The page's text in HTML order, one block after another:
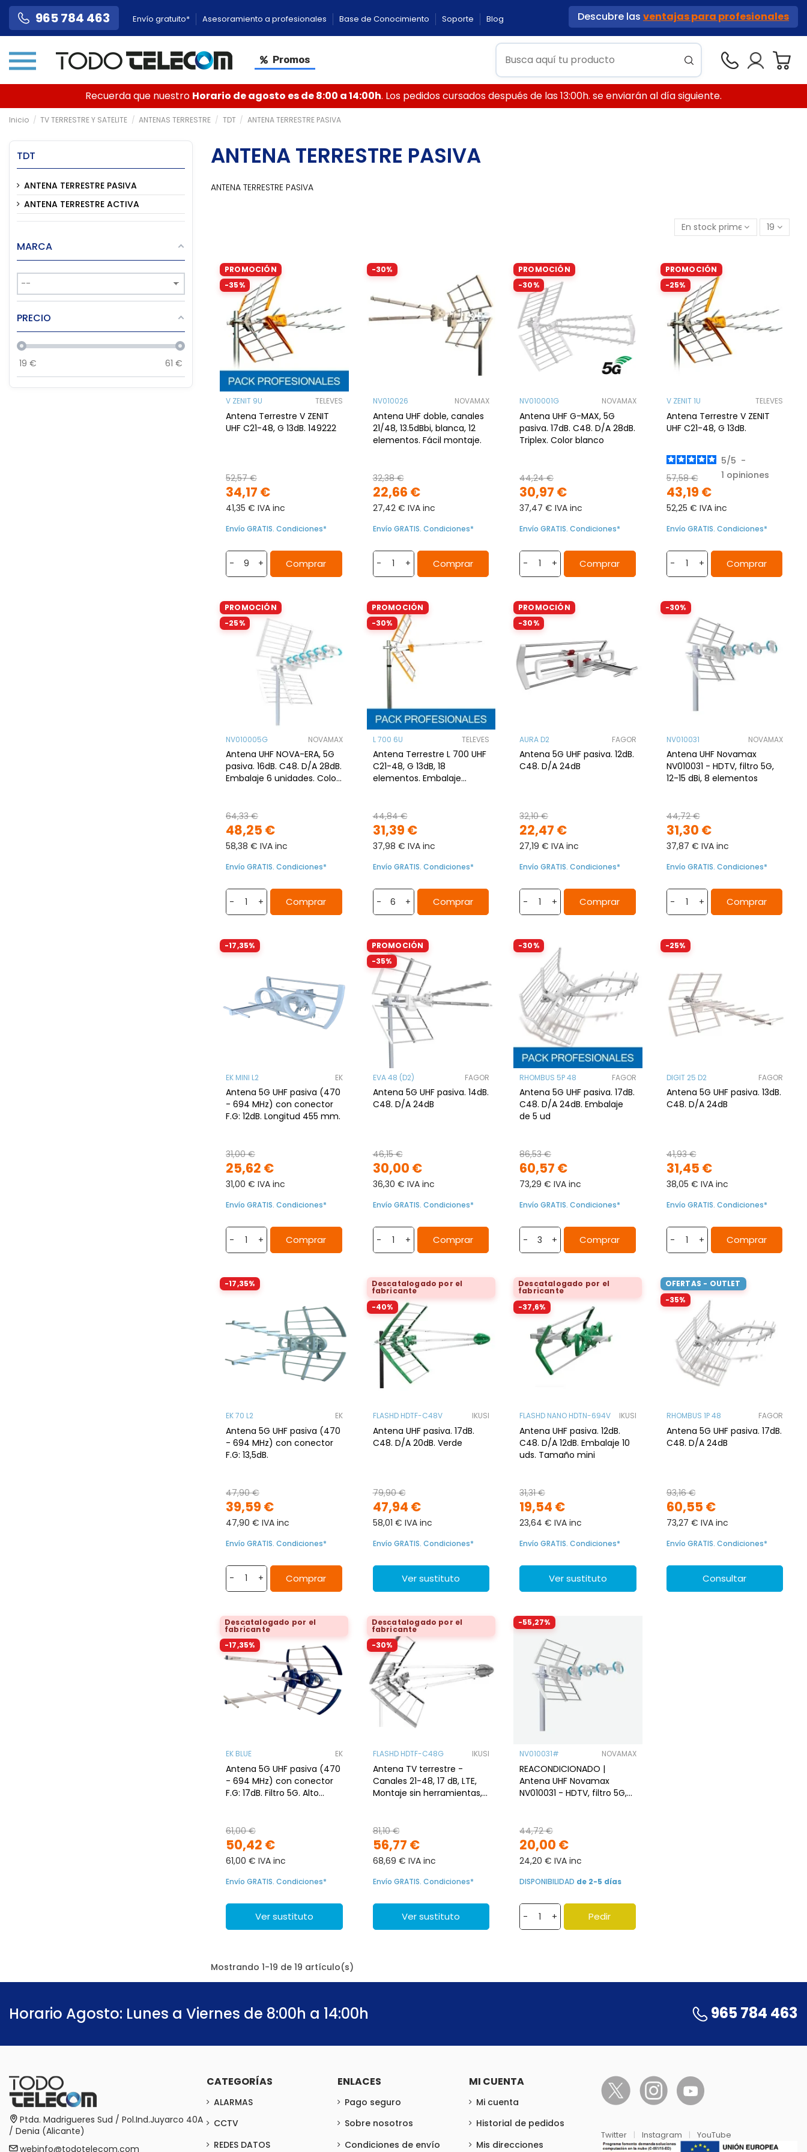
965 784 463 Envío gratuito* Asesoramiento a profesionales Base de Conocimiento Soporte Blog Descubre las ventajas para profesionales
Promos
Recuerda que nuestro Horario de agosto es de 8:00 a 14:00h. Los pedidos cursados después de las 13:00h. se enviarán al día siguiente.
Inicio TV TERRESTRE Y SATELITE ANTENAS TERRESTRE TDT ANTENA TERRESTRE PASIVA
ANTENA TERRESTRE PASIVA
ANTENA TERRESTRE PASIVA
En stock primero 19
PROMOCIÓN
-35%
V ZENIT 9U TELEVES
Antena Terrestre V ZENIT
UHF C21-48, G 13dB. 149222
34,17 €
52,57 €
41,35 € IVA inc
Envío GRATIS. Condiciones*
- + Comprar
-30%
NV010026 NOVAMAX
Antena UHF doble, canales
21/48, 13.5dBbi, blanca, 12
elementos. Fácil montaje.
22,66 €
32,38 €
27,42 € IVA inc
Envío GRATIS. Condiciones*
- + Comprar
PROMOCIÓN
-30%
NV010001G NOVAMAX
Antena UHF G-MAX, 5G
pasiva. 17dB. C48. D/A 28dB.
Triplex. Color blanco
30,97 €
44,24 €
37,47 € IVA inc
Envío GRATIS. Condiciones*
- + Comprar
PROMOCIÓN
-25%
V ZENIT 1U TELEVES
Antena Terrestre V ZENIT
UHF C21-48, G 13dB.
5/5 -
1 opiniones
43,19 €
57,58 €
52,25 € IVA inc
Envío GRATIS. Condiciones*
- + Comprar
PROMOCIÓN
-25%
NV010005G NOVAMAX
Antena UHF NOVA-ERA, 5G
pasiva. 16dB. C48. D/A 28dB.
Embalaje 6 unidades. Color
48,25 €
64,33 €
58,38 € IVA inc
Envío GRATIS. Condiciones*
- + Comprar
PROMOCIÓN
-30%
L 700 6U TELEVES
Antena Terrestre L 700 UHF
C21-48, G 13dB, 18
elementos. Embalaje
31,39 €
44,84 €
37,98 € IVA inc
Envío GRATIS. Condiciones*
- + Comprar
PROMOCIÓN
-30%
AURA D2 FAGOR
Antena 5G UHF pasiva. 12dB.
C48. D/A 24dB
22,47 €
32,10 €
27,19 € IVA inc
Envío GRATIS. Condiciones*
- + Comprar
-30%
NV010031 NOVAMAX
Antena UHF Novamax
NV010031 - HDTV, filtro 5G,
12-15 dBi, 8 elementos
31,30 €
44,72 €
37,87 € IVA inc
Envío GRATIS. Condiciones*
- + Comprar
-17,35%
EK MINI L2 EK
Antena 5G UHF pasiva (470
- 694 MHz) con conector
F.G: 12dB. Longitud 455 mm.
25,62 €
31,00 €
31,00 € IVA inc
Envío GRATIS. Condiciones*
- + Comprar
PROMOCIÓN
-35%
EVA 48 (D2) FAGOR
Antena 5G UHF pasiva. 14dB.
C48. D/A 24dB
30,00 €
46,15 €
36,30 € IVA inc
Envío GRATIS. Condiciones*
- + Comprar
-30%
RHOMBUS 5P 48 FAGOR
Antena 5G UHF pasiva. 17dB.
C48. D/A 24dB. Embalaje
de 5 ud
60,57 €
86,53 €
73,29 € IVA inc
Envío GRATIS. Condiciones*
- + Comprar
-25%
DIGIT 25 D2 FAGOR
Antena 5G UHF pasiva. 13dB.
C48. D/A 24dB
31,45 €
41,93 €
38,05 € IVA inc
Envío GRATIS. Condiciones*
- + Comprar
-17,35%
EK 70 L2 EK
Antena 5G UHF pasiva (470
- 694 MHz) con conector
F.G: 13,5dB.
39,59 €
47,90 €
47,90 € IVA inc
Envío GRATIS. Condiciones*
- + Comprar
Descatalogado por el
fabricante
-40%
FLASHD HDTF-C48V IKUSI
Antena UHF pasiva. 17dB.
C48. D/A 20dB. Verde
47,94 €
79,90 €
58,01 € IVA inc
Envío GRATIS. Condiciones*
Ver sustituto
Descatalogado por el
fabricante
-37,6%
FLASHD NANO HDTN-694V IKUSI
Antena UHF pasiva. 12dB.
C48. D/A 12dB. Embalaje 10
uds. Tamaño mini
19,54 €
31,31 €
23,64 € IVA inc
Envío GRATIS. Condiciones*
Ver sustituto
OFERTAS - OUTLET
-35%
RHOMBUS 1P 48 FAGOR
Antena 5G UHF pasiva. 17dB.
C48. D/A 24dB
60,55 €
93,16 €
73,27 € IVA inc
Envío GRATIS. Condiciones*
Consultar
Descatalogado por el
fabricante
-17,35%
EK BLUE EK
Antena 5G UHF pasiva (470
- 694 MHz) con conector
F.G: 17dB. Filtro 5G. Alto
50,42 €
61,00 €
61,00 € IVA inc
Envío GRATIS. Condiciones*
Ver sustituto
Descatalogado por el
fabricante
-30%
FLASHD HDTF-C48G IKUSI
Antena TV terrestre -
Canales 21-48, 17 dB, LTE,
Montaje sin herramientas,
56,77 €
81,10 €
68,69 € IVA inc
Envío GRATIS. Condiciones*
Ver sustituto
-55,27%
NV010031# NOVAMAX
REACONDICIONADO |
Antena UHF Novamax
NV010031 - HDTV, filtro 5G,
20,00 €
44,72 €
24,20 € IVA inc
DISPONIBILIDAD de 2-5 días
- + Pedir
Mostrando 1-19 de 19 artículo(s)
TDT
ANTENA TERRESTRE PASIVA
ANTENA TERRESTRE ACTIVA
MARCA
PRECIO
19 € 61 €
Horario Agosto: Lunes a Viernes de 8:00h a 14:00h 965 784 463
Ptda. Madrigueres Sud / Pol.Ind.Juyarco 40A
/ Denia (Alicante)
webinfo@todotelecom.com
CATEGORÍAS
ALARMAS
CCTV
REDES DATOS
ENLACES
Pago seguro
Sobre nosotros
Condiciones de envío
MI CUENTA
Mi cuenta
Historial de pedidos
Mis direcciones
Twitter | Instagram | YouTube